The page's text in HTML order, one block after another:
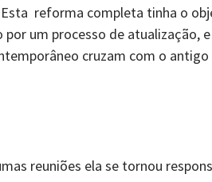
reforma completa tinha o
um processo de atualização,
cruzam com o
reuniões ela se tornou